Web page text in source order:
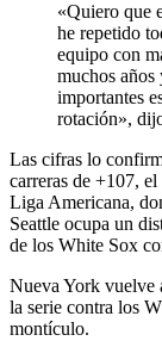
«Quiero que
he repetido
equipo con
muchos años
importantes
rotación»,
Las cifras lo
carreras de +107,
Liga Americana,
Seattle ocupa un
de los White Sox
Nueva York vuelve
la serie contra los
montículo.